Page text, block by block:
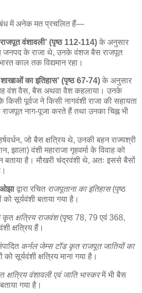
में अनेक मत प्रचलित हैं—
वंशावली’ (पृष्ठ 112-114) के अनुसार
जनपद के राजा थे, उनके वंशज बैस राजपूत
काल तक विद्यमान रहा।
का इतिहास’ (पृष्ठ 67-74) के अनुसार
वंश वैस, बैस अथवा वैश कहलाया। उनके
पूर्वज ने किसी नागवंशी राजा की सहायता
नाग-पूजा करते हैं तथा उनका चिह्न भी
जो बैस क्षत्रिय थे, उनकी बहन राज्यश्री
झाला) वंशी महाराजा गृहवर्मा के विवाह को
है। मौखरी चंद्रवंशी थे, अतः इससे बैसों
ओझाद्वारा रचित राजपूताना का इतिहास(पृष्ठ
सूर्यवंशी बताया गया है।
कृत क्षत्रिय राजवंश(पृष्ठ 78, 79 एवं 368,
क्षत्रिय हैं।
कर्नल जेम्स टॉड कृत राजपूत जातियों का
सूर्यवंशी क्षत्रिय माना गया है।
क्षत्रिय वंशावली एवं जाति भास्करमें भी बैस
गया है।